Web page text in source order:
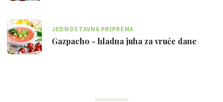
JEDNOSTAVNA PRIPREMA
Gazpacho - hladna juha za vruće dane